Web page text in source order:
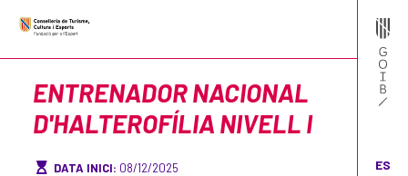
ES
ENTRENADOR NACIONAL
D'HALTEROFÍLIA NIVELL I
DATA INICI: 08/12/2025